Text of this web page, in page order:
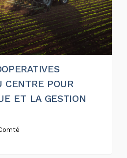
CENTRE POUR
ET LA GESTION